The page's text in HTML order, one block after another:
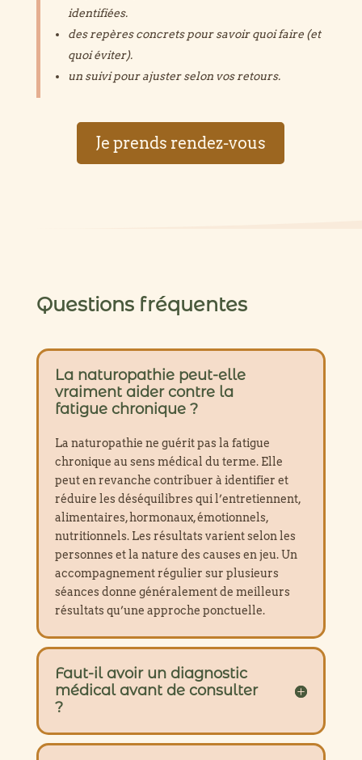
identifiées.
des repères concrets pour savoir quoi faire (et
quoi éviter).
un suivi pour ajuster selon vos retours.
Je prends rendez-vous
Questions fréquentes
La naturopathie peut-elle
vraiment aider contre la
fatigue chronique ?
La naturopathie ne guérit pas la fatigue
chronique au sens médical du terme. Elle
peut en revanche contribuer à identifier et
réduire les déséquilibres qui l’entretiennent,
alimentaires, hormonaux, émotionnels,
nutritionnels. Les résultats varient selon les
personnes et la nature des causes en jeu. Un
accompagnement régulier sur plusieurs
séances donne généralement de meilleurs
résultats qu’une approche ponctuelle.
Faut-il avoir un diagnostic
médical avant de consulter
?